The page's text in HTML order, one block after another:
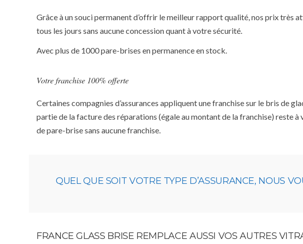
Grâce à un souci permanent d’offrir le meilleur rapport qualité, nos prix
tous les jours sans aucune concession quant à votre sécurité.
Avec plus de 1000 pare-brises en permanence en stock.
Votre franchise 100% offerte
Certaines compagnies d’assurances appliquent une franchise sur le bris de
partie de la facture des réparations (égale au montant de la franchise) reste
de pare-brise sans aucune franchise.
QUEL QUE SOIT VOTRE TYPE D’ASSURANCE, NOUS
FRANCE GLASS BRISE REMPLACE AUSSI VOS AUTRES